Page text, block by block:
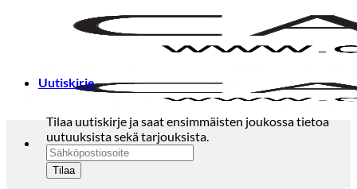
Uutiskirje
Tilaa uutiskirje ja saat ensimmäisten joukossa tietoa
uutuuksista sekä tarjouksista.